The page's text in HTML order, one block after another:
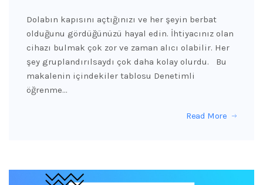
Dolabın kapısını açtığınızı ve her şeyin berbat
olduğunu gördüğünüzü hayal edin. İhtiyacınız olan
cihazı bulmak çok zor ve zaman alıcı olabilir. Her
şey gruplandırılsaydı çok daha kolay olurdu. Bu
makalenin içindekiler tablosu Denetimli
öğrenme…
Read More